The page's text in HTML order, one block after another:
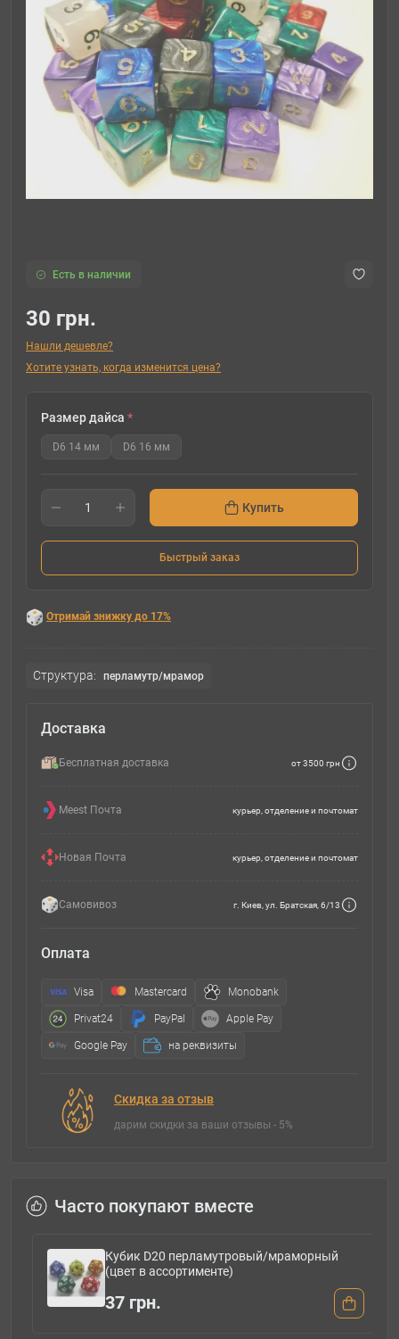
Есть в наличии
30 грн.
Нашли дешевле?
Хотите узнать, когда изменится цена?
Размер дайса *
D6 14 мм D6 16 мм
Купить
Быстрый заказ
Отримай знижку до 17%
Структура: перламутр/мрамор
Доставка
Бесплатная доставка от 3500 грн
Meest Почта курьер, отделение и почтомат
Новая Почта курьер, отделение и почтомат
Самовивоз г. Киев, ул. Братская, 6/13
Оплата
Visa Mastercard Monobank
Privat24 PayPal Apple Pay
Google Pay на реквизиты
Скидка за отзыв
дарим скидки за ваши отзывы - 5%
Часто покупают вместе
Кубик D20 перламутровый/мраморный
(цвет в ассортименте)
37 грн.